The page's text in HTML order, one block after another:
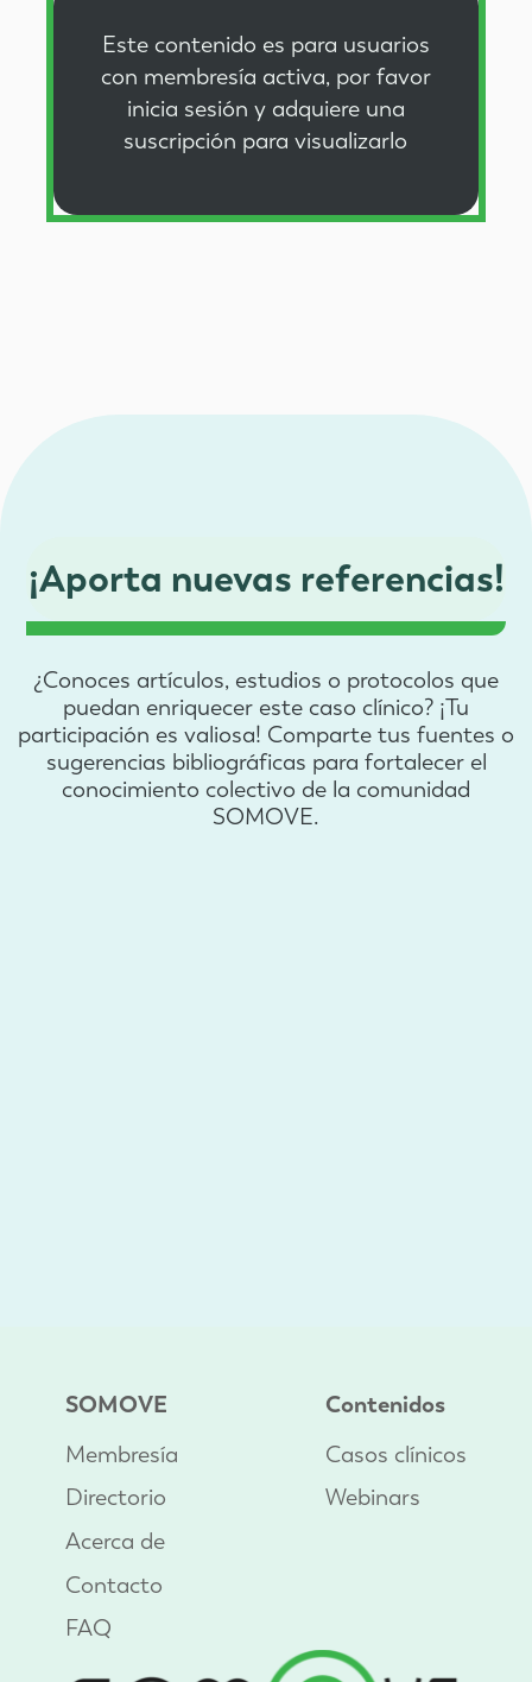
Este contenido es para usuarios
con membresía activa, por favor
inicia sesión y adquiere una
suscripción para visualizarlo
¡Aporta nuevas referencias!
¿Conoces artículos, estudios o protocolos que
puedan enriquecer este caso clínico? ¡Tu
participación es valiosa! Comparte tus fuentes o
sugerencias bibliográficas para fortalecer el
conocimiento colectivo de la comunidad
SOMOVE.
SOMOVE
Membresía
Directorio
Acerca de
Contacto
FAQ
Contenidos
Casos clínicos
Webinars